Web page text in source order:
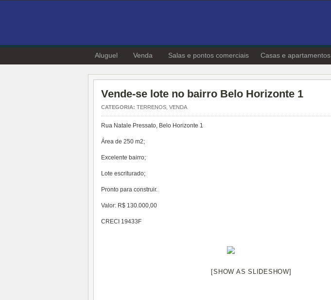
Aluguel Venda Salas e pontos comerciais Casas e apartamentos
Vende-se lote no bairro Belo Horizonte 1
CATEGORIA: TERRENOS VENDA
Rua Natale Pressato, Belo Horizonte 1
Área de 250 m2;
Excelente bairro;
Lote escriturado;
Pronto para construir.
Valor: R$ 130.000,00
CRECI 19433F
[SHOW AS SLIDESHOW]